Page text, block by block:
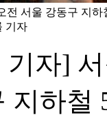
전 서울 강동구 지
기자
자]
지하철